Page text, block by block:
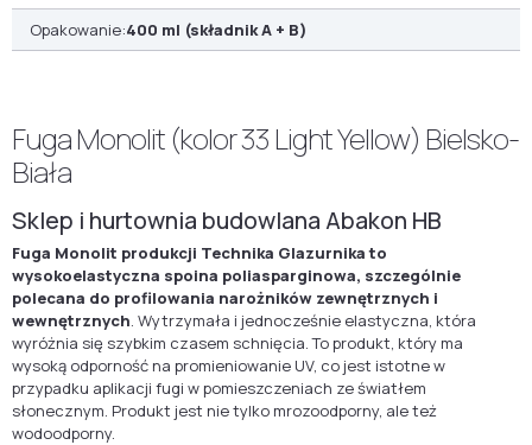
Opakowanie:400 ml (składnik A + B)
Fuga Monolit (kolor 33 Light Yellow) Bielsko-
Biała
Sklep i hurtownia budowlana Abakon HB
Fuga Monolit produkcji Technika Glazurnika to
wysokoelastyczna spoina poliasparginowa, szczególnie
polecana do profilowania narożników zewnętrznych i
wewnętrznych . Wytrzymała i jednocześnie elastyczna, która
wyróżnia się szybkim czasem schnięcia. To produkt, który ma
wysoką odporność na promieniowanie UV, co jest istotne w
przypadku aplikacji fugi w pomieszczeniach ze światłem
słonecznym. Produkt jest nie tylko mrozoodporny, ale też
wodoodporny.